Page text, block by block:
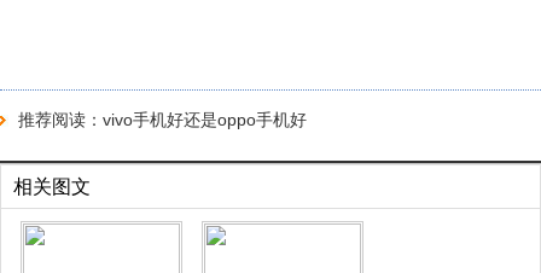
推荐阅读： vivo手机好还是oppo手机好
相关图文